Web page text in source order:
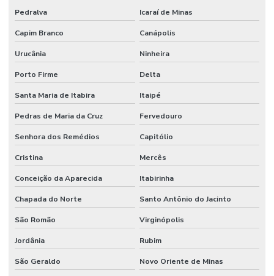
Pedralva Icaraí de Minas
Capim Branco Canápolis
Urucânia Ninheira
Porto Firme Delta
Santa Maria de Itabira Itaipé
Pedras de Maria da Cruz Fervedouro
Senhora dos Remédios Capitólio
Cristina Mercês
Conceição da Aparecida Itabirinha
Chapada do Norte Santo Antônio do Jacinto
São Romão Virginópolis
Jordânia Rubim
São Geraldo Novo Oriente de Minas